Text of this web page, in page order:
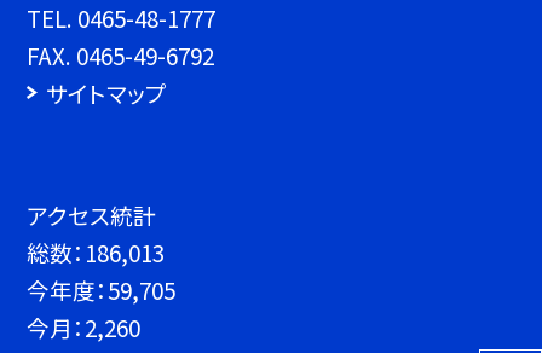
TEL. 0465-48-1777
FAX. 0465-49-6792
サイトマップ
アクセス統計
総数： 186,013
今年度：59,705
今月：2,260